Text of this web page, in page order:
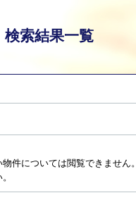
検索結果一覧
件については閲覧できません。